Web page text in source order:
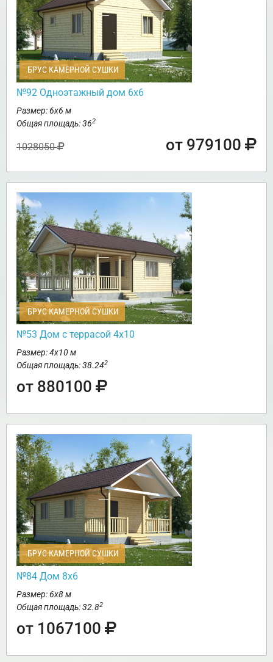
БРУС КАМЕРНОЙ СУШКИ
№92 Одноэтажный дом 6х6
Размер: 6х6 м
Общая площадь: 362
1028050 от 979100
БРУС КАМЕРНОЙ СУШКИ
№53 Дом с террасой 4х10
Размер: 4х10 м
Общая площадь: 38.242
от 880100
БРУС КАМЕРНОЙ СУШКИ
№84 Дом 8х6
Размер: 6х8 м
Общая площадь: 32.82
от 1067100